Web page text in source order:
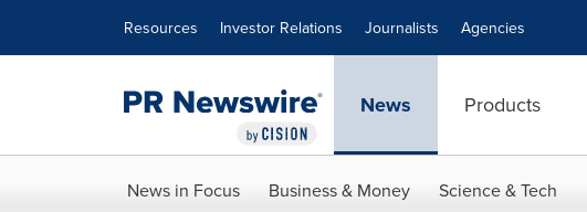
Resources Investor Relations Journalists Agencies
News Products
News in Focus Business & Money Science & Tech